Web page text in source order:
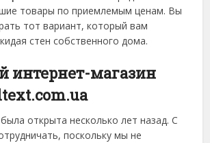
товары по приемлемым ценам. Вы
тот вариант, который вам
стен собственного дома.
интернет-магазин
открыта несколько лет назад. С
поскольку мы не